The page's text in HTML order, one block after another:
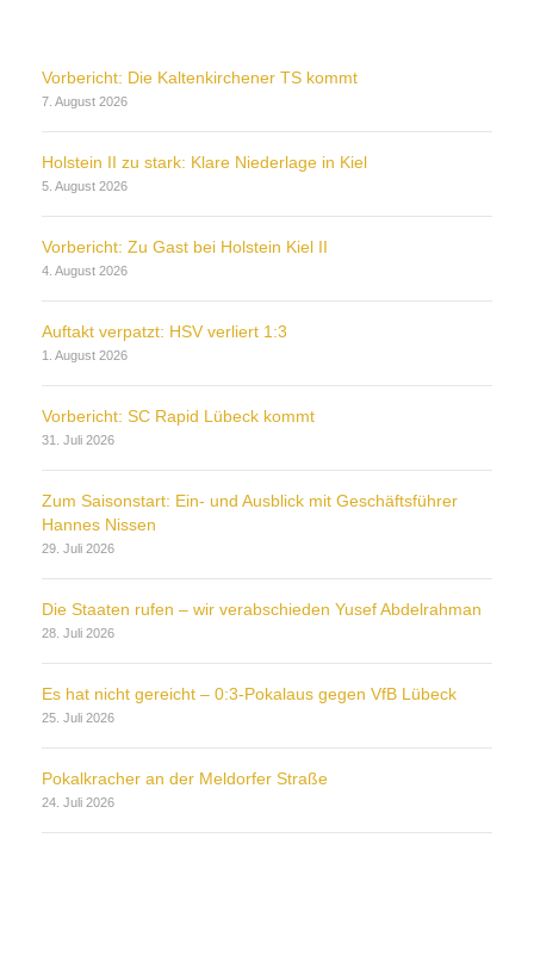
Vorbericht: Die Kaltenkirchener TS kommt
7. August 2026
Holstein II zu stark: Klare Niederlage in Kiel
5. August 2026
Vorbericht: Zu Gast bei Holstein Kiel II
4. August 2026
Auftakt verpatzt: HSV verliert 1:3
1. August 2026
Vorbericht: SC Rapid Lübeck kommt
31. Juli 2026
Zum Saisonstart: Ein- und Ausblick mit Geschäftsführer
Hannes Nissen
29. Juli 2026
Die Staaten rufen – wir verabschieden Yusef Abdelrahman
28. Juli 2026
Es hat nicht gereicht – 0:3-Pokalaus gegen VfB Lübeck
25. Juli 2026
Pokalkracher an der Meldorfer Straße
24. Juli 2026